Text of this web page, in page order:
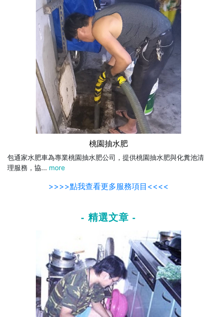
桃園抽水肥
包通家水肥車為專業桃園抽水肥公司，提供桃園抽水肥與化糞池清
理服務，協... more
>>>>點我查看更多服務項目<<<<
- 精選文章 -